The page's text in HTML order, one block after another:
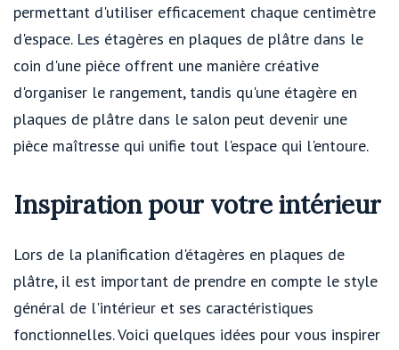
permettant d'utiliser efficacement chaque centimètre
d'espace. Les étagères en plaques de plâtre dans le
coin d'une pièce offrent une manière créative
d'organiser le rangement, tandis qu'une étagère en
plaques de plâtre dans le salon peut devenir une
pièce maîtresse qui unifie tout l'espace qui l'entoure.
Inspiration pour votre intérieur
Lors de la planification d'étagères en plaques de
plâtre, il est important de prendre en compte le style
général de l'intérieur et ses caractéristiques
fonctionnelles. Voici quelques idées pour vous inspirer